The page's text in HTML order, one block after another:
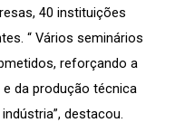
40 instituições
“ Vários seminários
reforçando a
da produção técnica
destacou.